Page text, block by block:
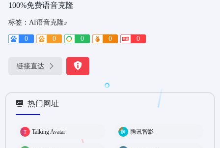
100%免费语音克隆
标签： AI语音克隆
0 0 0 0 0
链接直达
热门网址
Talking Avatar 腾讯智影